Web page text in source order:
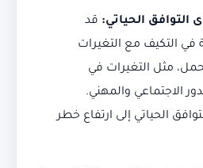
التوافق الحياتي: قد
التكيف مع التغيرات
مثل التغيرات في
الاجتماعي والمهني.
الحياتي إلى ارتفاع خطر